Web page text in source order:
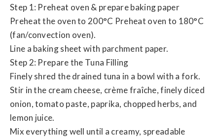
Step 1: Preheat oven & prepare baking paper
Preheat the oven to 200°C Preheat oven to 180°C
(fan/convection oven).
Line a baking sheet with parchment paper.
Step 2: Prepare the Tuna Filling
Finely shred the drained tuna in a bowl with a fork.
Stir in the cream cheese, crème fraîche, finely diced
onion, tomato paste, paprika, chopped herbs, and
lemon juice.
Mix everything well until a creamy, spreadable